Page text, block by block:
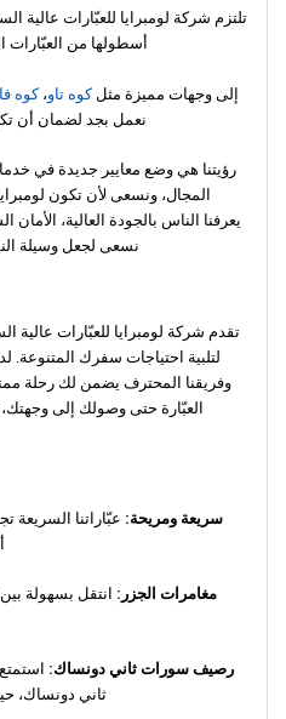
تلتزم شركة لومبرايا للعبّارات عالية
أسطولها من
إلى وجهات مميزة مثلكوه تاو، كوه
نعمل بجد لضمان أن
رؤيتنا هي وضع معايير جديدة في
المجال، ونسعى لأن تكون
يعرفنا الناس بالجودة العالية،
نسعى لجعل وسيلة
تقدم شركة لومبرايا للعبّارات
وفريقنا المحترف يضمن لك رحلة
العبّارة حتى وصولك إلى
سريعة ومريحة: عبّاراتنا السريعة
مغامرات الجزر: انتقل بسهولة
رصيف سورات ثاني دونساك:
ثاني دونساك،